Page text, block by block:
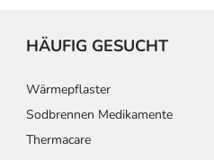
HÄUFIG GESUCHT
Wärmepflaster
Sodbrennen Medikamente
Thermacare